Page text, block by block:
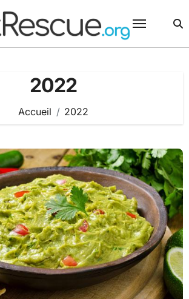
2022
Accueil 2022